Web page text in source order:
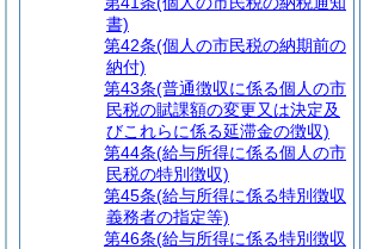
書)
第42条(個人の市民税の納期前の
納付)
第43条(普通徴収に係る個人の市
民税の賦課額の変更又は決定及
びこれらに係る延滞金の徴収)
第44条(給与所得に係る個人の市
民税の特別徴収)
第45条(給与所得に係る特別徴収
義務者の指定等)
第46条(給与所得に係る特別徴収